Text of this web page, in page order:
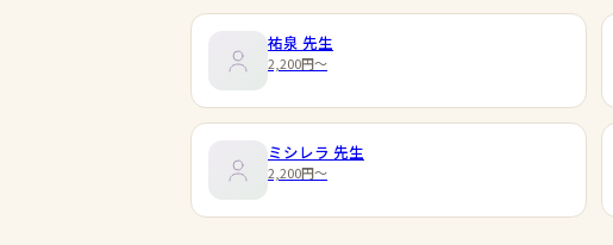
祐泉 先生
2,200円〜
ミシレラ 先生
2,200円〜